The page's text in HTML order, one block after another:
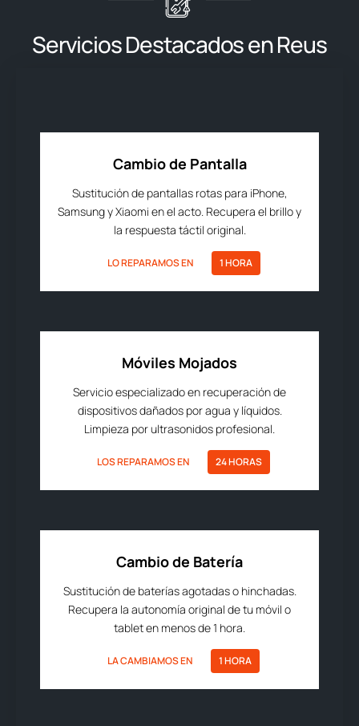
Servicios Destacados en Reus
Cambio de Pantalla
Sustitución de pantallas rotas para iPhone,
Samsung y Xiaomi en el acto. Recupera el brillo y
la respuesta táctil original.
LO REPARAMOS EN 1 HORA
Móviles Mojados
Servicio especializado en recuperación de
dispositivos dañados por agua y líquidos.
Limpieza por ultrasonidos profesional.
LOS REPARAMOS EN 24 HORAS
Cambio de Batería
Sustitución de baterías agotadas o hinchadas.
Recupera la autonomía original de tu móvil o
tablet en menos de 1 hora.
LA CAMBIAMOS EN 1 HORA